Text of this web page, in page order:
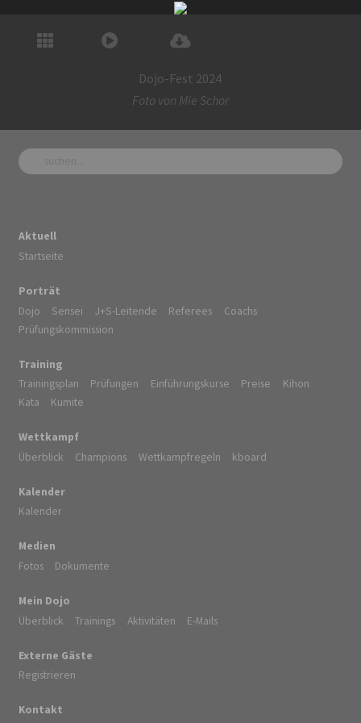
Dojo-Fest 2024
Foto von Mie Schor
Aktuell
Startseite
Porträt
Dojo
Sensei J+S-Leitende Referees
Coachs
Prüfungskommission
Training
Trainingsplan
Prüfungen Einführungskurse Preise
Kihon
Kata
Kumite
Wettkampf
Überblick
Champions Wettkampfregeln kboard
Kalender
Kalender
Medien
Fotos
Dokumente
Mein Dojo
Überblick
Trainings Aktivitäten E-Mails
Externe Gäste
Registrieren
Kontakt